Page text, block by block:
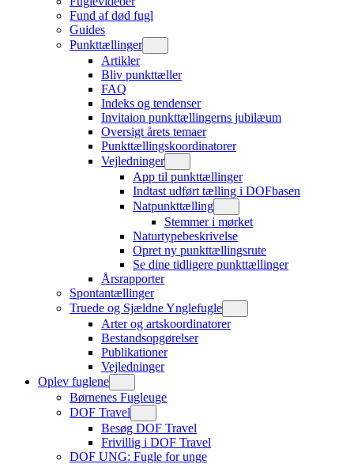
Fund af død fugl
Guides
Punkttællinger
Artikler
Bliv punkttæller
FAQ
Indeks og tendenser
Invitaion punkttællingerns jubilæum
Oversigt årets temaer
Punkttællingskoordinatorer
Vejledninger
App til punkttællinger
Indtast udført tælling i DOFbasen
Natpunkttælling
Stemmer i mørket
Naturtypebeskrivelse
Opret ny punkttællingsrute
Se dine tidligere punkttællinger
Årsrapporter
Spontantællinger
Truede og Sjældne Ynglefugle
Arter og artskoordinatorer
Bestandsopgørelser
Publikationer
Vejledninger
Oplev fuglene
Børnenes Fugleuge
DOF Travel
Besøg DOF Travel
Frivillig i DOF Travel
DOF UNG: Fugle for unge